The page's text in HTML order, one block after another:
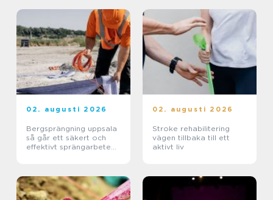
02. augusti 2026
Bergsprängning uppsala
så går ett säkert och
effektivt sprängarbete
02. augusti 2026
Stroke rehabilitering
vägen tillbaka till ett
aktivt liv